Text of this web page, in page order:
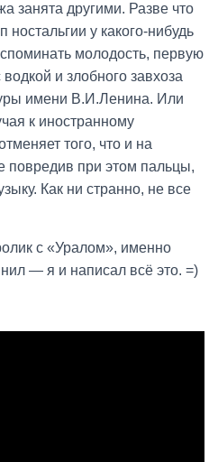
занята другими. Разве что
ностальгии у какого-нибудь
молодость, первую
и злобного завхоза
имени В.И.Ленина. Или
к иностранному
того, что и на
повредив при этом пальцы,
Как ни странно, не все
с «Уралом», именно
— я и написал всё это. =)